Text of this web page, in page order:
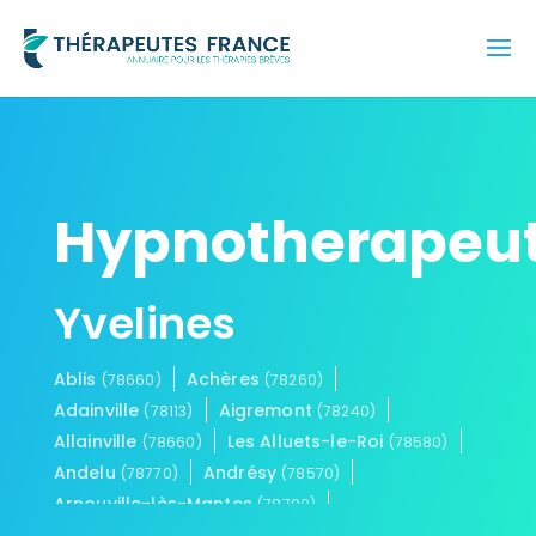
Yvelines
Ablis (78660) Achères (78260)
Adainville (78113) Aigremont (78240)
Allainville (78660) Les Alluets-le-Roi (78580)
Andelu (78770) Andrésy (78570)
Arnouville-lès-Mantes (78790)